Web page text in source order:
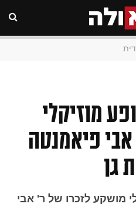
מוזיקלי
פיאמנטה
גן
מושקע לזכרו של ר' אבי